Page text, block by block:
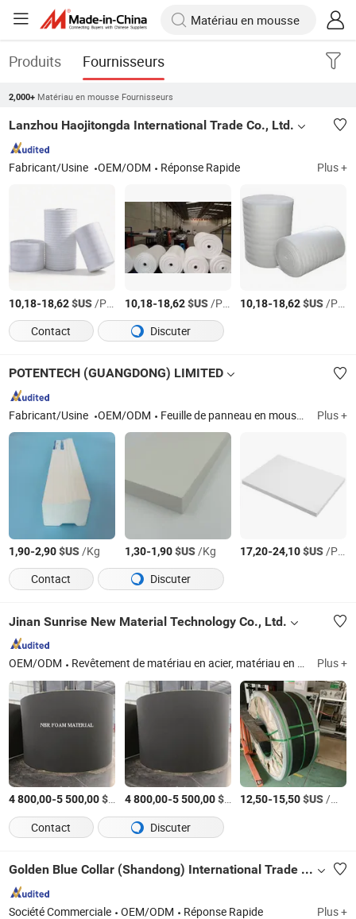
Produits Fournisseurs
2,000+ Matériau en mousse Fournisseurs
Lanzhou Haojitongda International Trade Co., Ltd.
Fabricant/Usine OEM/ODM Réponse Rapide Plus +
10,18-18,62$US/Pièce 10,18-18,62$US/Pièce 10,18-18,62$US/Pièce
Contact
Discuter
POTENTECH (GUANGDONG) LIMITED
Fabricant/Usine OEM/ODM Feuille de panneau en mousse PVC Celuka, feuille en mousse PVC, panneau/feuille en mousse PVC co-extrudé, garniture en PVC, moulage en PVC, panneau décoratif en PVC Plus +
1,90-2,90$US/Kg 1,30-1,90$US/Kg 17,20-24,10$US/Pièce
Contact
Discuter
Jinan Sunrise New Material Technology Co., Ltd.
OEM/ODM Revêtement de matériau en acier, matériau en acier inoxydable, cale anti-bruit, joint d'étanchéité en FKM et NBR, bobine et bande d'acier, matériaux en acier, bobine d'acier, minéraux métallurgiques et énergie, plaque arrière, kit de matériel d'abutement Plus +
4 800,00-5 500,00$US /Tonne
4 800,00-5 500,00$US /Tonne
12,50-15,50$US/Mètre Carré
Contact
Discuter
Golden Blue Collar (Shandong) International Trade Co., Ltd
Société Commerciale OEM/ODM Réponse Rapide Plus +